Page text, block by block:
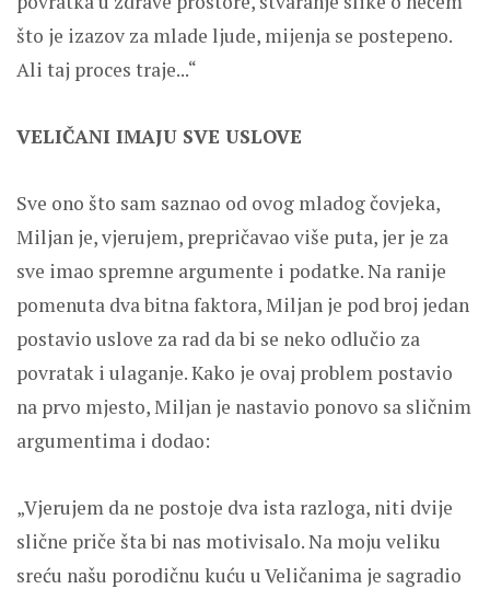
što je izazov za mlade ljude, mijenja se postepeno.
Ali taj proces traje...“
VELIČANI IMAJU SVE USLOVE
Sve ono što sam saznao od ovog mladog čovjeka,
Miljan je, vjerujem, prepričavao više puta, jer je za
sve imao spremne argumente i podatke. Na ranije
pomenuta dva bitna faktora, Miljan je pod broj jedan
postavio uslove za rad da bi se neko odlučio za
povratak i ulaganje. Kako je ovaj problem postavio
na prvo mjesto, Miljan je nastavio ponovo sa sličnim
argumentima i dodao:
„Vjerujem da ne postoje dva ista razloga, niti dvije
slične priče šta bi nas motivisalo. Na moju veliku
sreću našu porodičnu kuću u Veličanima je sagradio